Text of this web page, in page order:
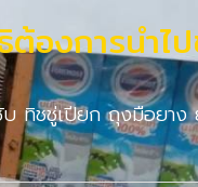
องการนำไ
ทิชชู่เปียก ถุงมือยาง